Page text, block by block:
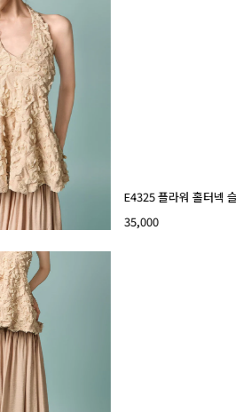
E4325 플라워 홀터넥
35,000